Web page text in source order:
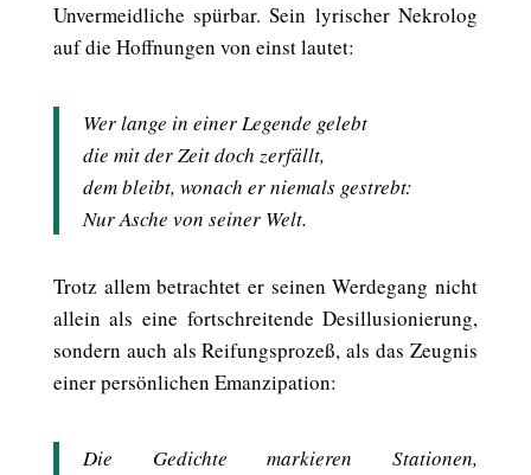
Unvermeidliche spürbar. Sein lyrischer Nekrolog
auf die Hoffnungen von einst lautet:
Wer lange in einer Legende gelebt
die mit der Zeit doch zerfällt,
dem bleibt, wonach er niemals gestrebt:
Nur Asche von seiner Welt.
Trotz allem betrachtet er seinen Werdegang nicht
allein als eine fortschreitende Desillusionierung,
sondern auch als Reifungsprozeß, als das Zeugnis
einer persönlichen Emanzipation:
Die Gedichte markieren Stationen,